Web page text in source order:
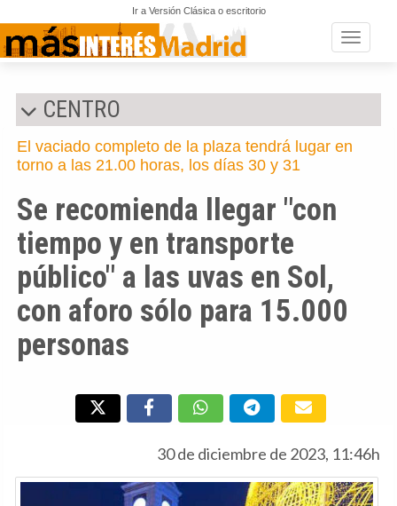
Ir a Versión Clásica o escritorio
Toggle
CENTRO
El vaciado completo de la plaza tendrá lugar en
torno a las 21.00 horas, los días 30 y 31
Se recomienda llegar "con
tiempo y en transporte
público" a las uvas en Sol,
con aforo sólo para 15.000
personas
30 de diciembre de 2023, 11:46h